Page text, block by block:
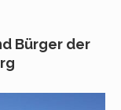
Bürger der